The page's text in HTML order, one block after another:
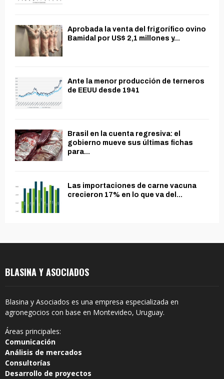
Aprobada la venta del frigorífico ovino
Bamidal por US$ 2,1 millones y...
Ante la menor producción de terneros
de EEUU desde 1941
Brasil en la cuenta regresiva: el
gobierno mueve sus últimas fichas
para...
Las importaciones de carne vacuna
crecieron 17% en lo que va del...
BLASINA Y ASOCIADOS
Blasina y Asociados es una empresa especializada en
agronegocios con base en Montevideo, Uruguay.
Áreas principales:
Comunicación
Análisis de mercados
Consultorías
Desarrollo de proyectos